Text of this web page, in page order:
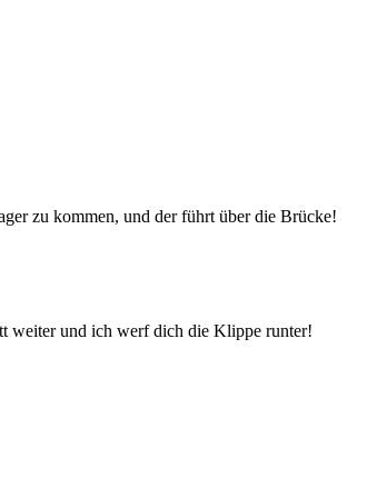
zu kommen, und der führt über die Brücke!
weiter und ich werf dich die Klippe runter!